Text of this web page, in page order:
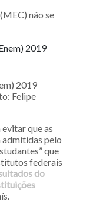
(MEC) não se
2019
Felipe
que as
admitidas pelo
que
federais
do